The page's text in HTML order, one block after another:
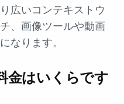
広いコンテキストウ
、画像ツールや動画
なります。
金はいくらです